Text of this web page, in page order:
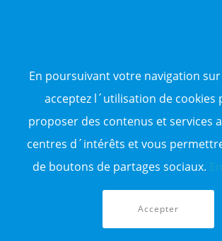
En poursuivant votre navigation sur
acceptez l´utilisation de cookies
proposer des contenus et services
centres d´intérêts et vous
de boutons de partages sociaux.
Accepter
Vente terrain
TOP WILAYA
Annonce à 16-Alger
Annonce à 06-Béjaïa
Annonce à 31-Oran
Annonce à 15-TiziOuzou